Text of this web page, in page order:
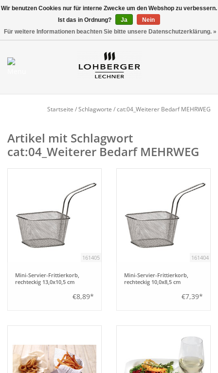
Mein Konto / Kundenkonto
NEU
Gedeckter Tisch
Fingerfood
Aufsteller
Einrichtung
Berufsbekleidung
Startseite /Schlagworte /cat:04_Weiterer Bedarf MEHRWEG
Artikel mit Schlagwort
cat:04_Weiterer Bedarf MEHRWEG
161405
Mini-Servier-Frittierkorb,
rechteckig 13,0x10,5 cm
€8,89*
161404
Mini-Servier-Frittierkorb,
rechteckig 10,0x8,5 cm
€7,39*
Wir benutzen Cookies nur für interne Zwecke um den Webshop zu verbessern.
Ist das in Ordnung?
Ja
Nein
Für weitere Informationen beachten Sie bitte unsere Datenschutzerklärung. »